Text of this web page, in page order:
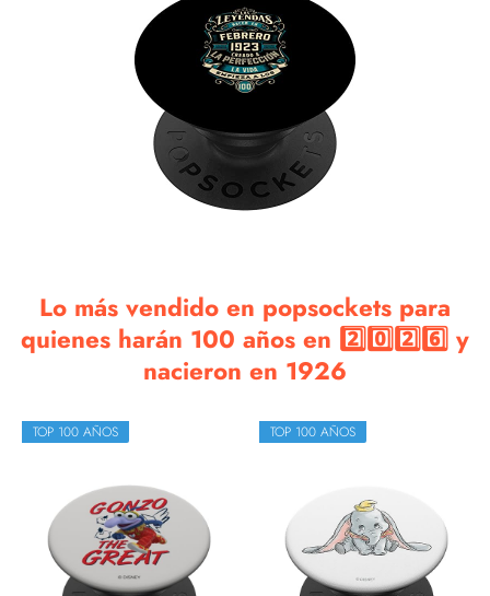
Lo más vendido en popsockets para
quienes harán 100 años en 2️⃣0️⃣2️⃣6️⃣ y
nacieron en 1926
TOP 100 AÑOS TOP 100 AÑOS